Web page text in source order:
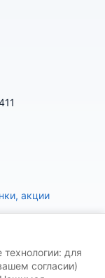
акции
маркетплейсах
для
согласии)